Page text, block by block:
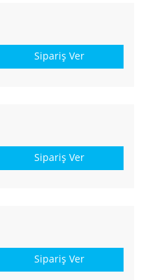
Sipariş Ver
Sipariş Ver
Sipariş Ver